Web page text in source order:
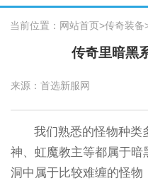
当前位置： 网站首页>传奇装备
传奇里暗黑
来源：首选新服网
我们熟悉的怪物种类
神、虹魔教主等都属于
洞中属于比较难缠的怪